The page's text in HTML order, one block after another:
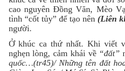
cao nguyên Đồng Văn, Mèo
tình “cốt tủy” để tạo nên (Liên
người.
Ở khúc ca thứ nhất. Khi viết
nghẹn lòng, cảm khái về “đất”
quốc…(tr45)/ Những tên đất